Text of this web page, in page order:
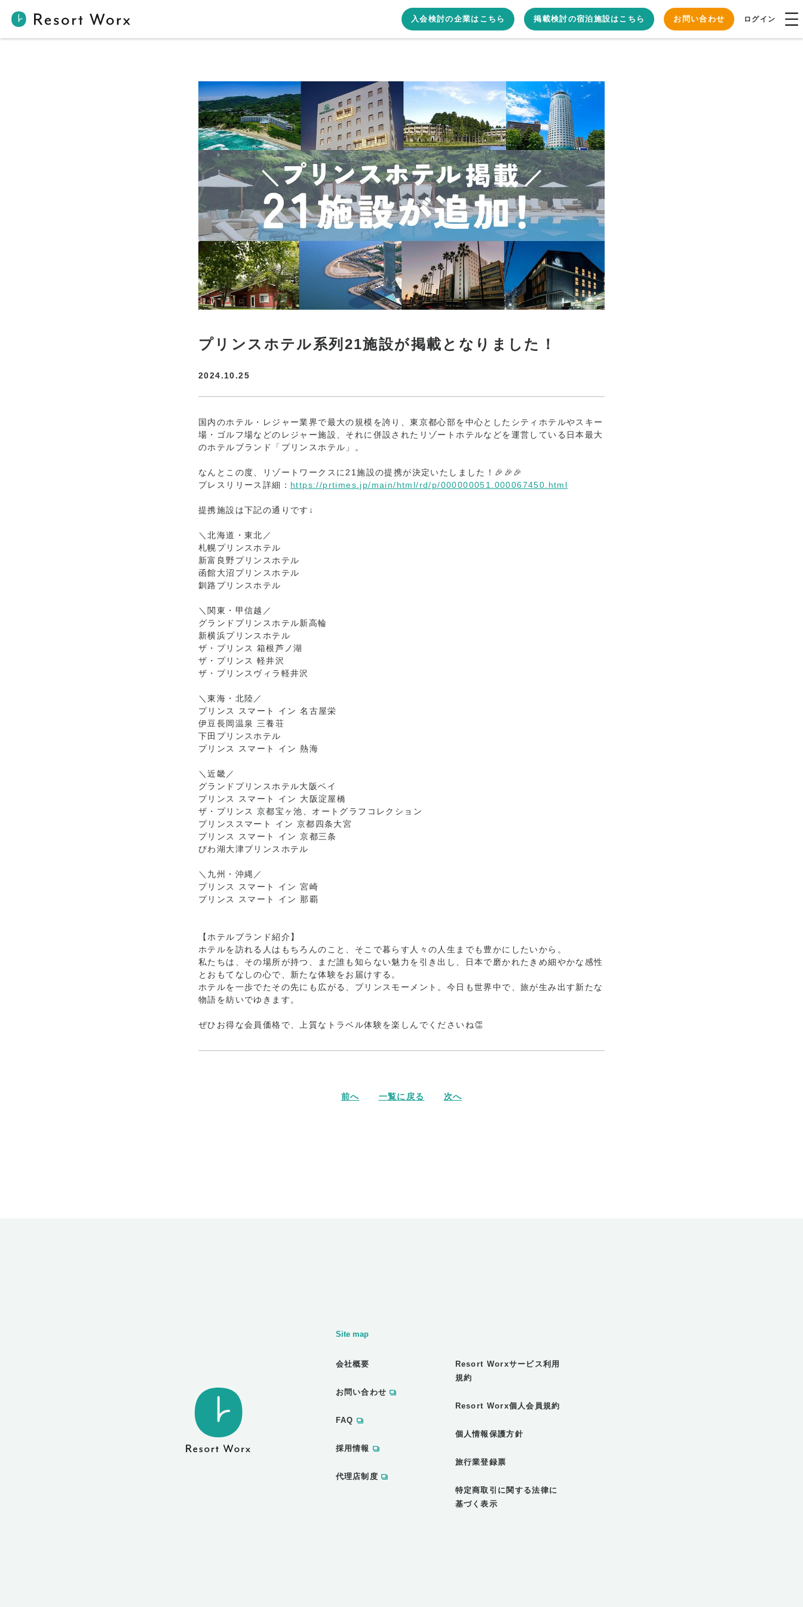
入会検討の企業はこちら 掲載検討の宿泊施設はこちら お問い合わせ ログイン
プリンスホテル系列21施設が掲載となりました！
2024.10.25
国内のホテル・レジャー業界で最大の規模を誇り、東京都心部を中心としたシティホテルやスキー
場・ゴルフ場などのレジャー施設、それに併設されたリゾートホテルなどを運営している日本最大
のホテルブランド「プリンスホテル」。
なんとこの度、リゾートワークスに21施設の提携が決定いたしました！🎉🎉🎉
プレスリリース詳細： https://prtimes.jp/main/html/rd/p/000000051.000067450.html
提携施設は下記の通りです↓
＼北海道・東北／
札幌プリンスホテル
新富良野プリンスホテル
函館大沼プリンスホテル
釧路プリンスホテル
＼関東・甲信越／
グランドプリンスホテル新高輪
新横浜プリンスホテル
ザ・プリンス 箱根芦ノ湖
ザ・プリンス 軽井沢
ザ・プリンスヴィラ軽井沢
＼東海・北陸／
プリンス スマート イン 名古屋栄
伊豆長岡温泉 三養荘
下田プリンスホテル
プリンス スマート イン 熱海
＼近畿／
グランドプリンスホテル大阪ベイ
プリンス スマート イン 大阪淀屋橋
ザ・プリンス 京都宝ヶ池、オートグラフコレクション
プリンススマート イン 京都四条大宮
プリンス スマート イン 京都三条
びわ湖大津プリンスホテル
＼九州・沖縄／
プリンス スマート イン 宮崎
プリンス スマート イン 那覇
【ホテルブランド紹介】
ホテルを訪れる⼈はもちろんのこと、そこで暮らす⼈々の⼈⽣までも豊かにしたいから。
私たちは、その場所が持つ、まだ誰も知らない魅⼒を引き出し、⽇本で磨かれたきめ細やかな感性
とおもてなしの⼼で、新たな体験をお届けする。
ホテルを⼀歩でたその先にも広がる、プリンスモーメント。今⽇も世界中で、旅が⽣み出す新たな
物語を紡いでゆきます。
ぜひお得な会員価格で、上質なトラベル体験を楽しんでくださいね👏
前へ 一覧に戻る 次へ
Site map
会社概要
お問い合わせ
FAQ
採用情報
代理店制度
Resort Worxサービス利用
規約
Resort Worx個人会員規約
個人情報保護方針
旅行業登録票
特定商取引に関する法律に
基づく表示